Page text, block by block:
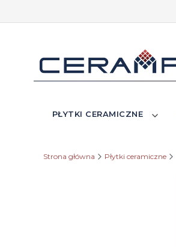
PŁYTKI CERAMICZNE
Strona główna Płytki ceramiczne